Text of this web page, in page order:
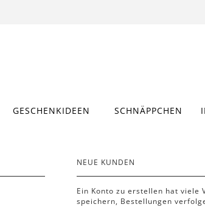
GESCHENKIDEEN SCHNÄPPCHEN
NEUE KUNDEN
Ein Konto zu erstellen hat viele
speichern, Bestellungen